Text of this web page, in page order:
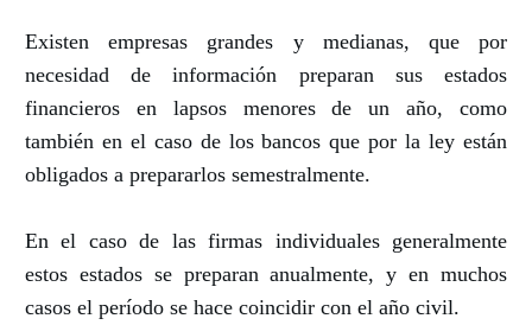
Existen empresas grandes y medianas, que por
necesidad de información preparan sus estados
financieros en lapsos menores de un año, como
también en el caso de los bancos que por la ley están
obligados a prepararlos semestralmente.
En el caso de las firmas individuales generalmente
estos estados se preparan anualmente, y en muchos
casos el período se hace coincidir con el año civil.